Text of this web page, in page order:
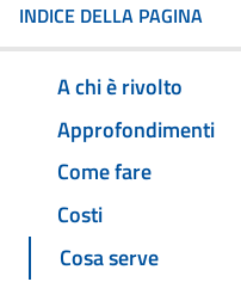
INDICE DELLA PAGINA
A chi è rivolto
Approfondimenti
Come fare
Costi
Cosa serve